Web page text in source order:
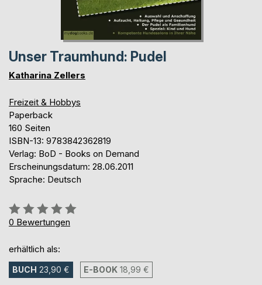
Unser Traumhund: Pudel
Katharina Zellers
Freizeit & Hobbys
Paperback
160 Seiten
ISBN-13: 9783842362819
Verlag: BoD - Books on Demand
Erscheinungsdatum: 28.06.2011
Sprache: Deutsch
Bewertung::
0%
0 Bewertungen
erhältlich als:
BUCH 23,90 € E-BOOK 18,99 €